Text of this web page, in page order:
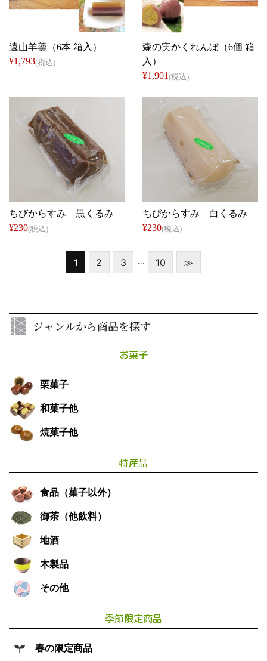
ジャンルから商品を探す
お菓子
栗菓子
和菓子他
焼菓子他
特産品
食品（菓子以外）
御茶（他飲料）
地酒
木製品
その他
季節限定商品
春の限定商品
遠山羊羹（6本 箱入）
¥1,793(税込)
御菓子所 しん
森の実かくれんぼ（6個 箱
入）
¥1,901 (税込)
ちびからすみ 黒くるみ
¥230(税込)
ちびからすみ 白くるみ
¥230(税込)
1 2 3 … 10 ≫